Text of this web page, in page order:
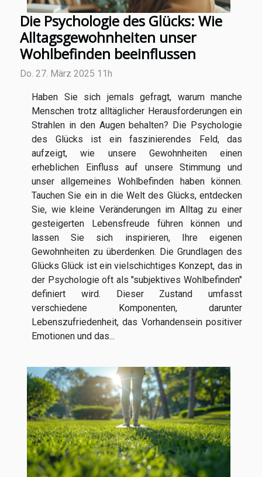
Die Psychologie des Glücks: Wie
Alltagsgewohnheiten unser
Wohlbefinden beeinflussen
Do. 27. März 2025 11h
Haben Sie sich jemals gefragt, warum manche
Menschen trotz alltäglicher Herausforderungen ein
Strahlen in den Augen behalten? Die Psychologie
des Glücks ist ein faszinierendes Feld, das
aufzeigt, wie unsere Gewohnheiten einen
erheblichen Einfluss auf unsere Stimmung und
unser allgemeines Wohlbefinden haben können.
Tauchen Sie ein in die Welt des Glücks, entdecken
Sie, wie kleine Veränderungen im Alltag zu einer
gesteigerten Lebensfreude führen können und
lassen Sie sich inspirieren, Ihre eigenen
Gewohnheiten zu überdenken. Die Grundlagen des
Glücks Glück ist ein vielschichtiges Konzept, das in
der Psychologie oft als "subjektives Wohlbefinden"
definiert wird. Dieser Zustand umfasst
verschiedene Komponenten, darunter
Lebenszufriedenheit, das Vorhandensein positiver
Emotionen und das...